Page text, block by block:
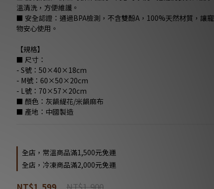
溫清洗，方便維護。
■ 安全認證：通過BPA檢測，不含雙酚A，100%天然材質，讓寵
物安心使用。
【規格】
■ 尺寸：
- S號：50×40×18cm
- M號：60×50×20cm
- L號：70×57×20cm
■ 顏色：灰韻緹花/米韻麻布
■ 產地：中國製造
全店，常溫商品滿1,500元免運
全店，冷凍商品滿2,000元免運